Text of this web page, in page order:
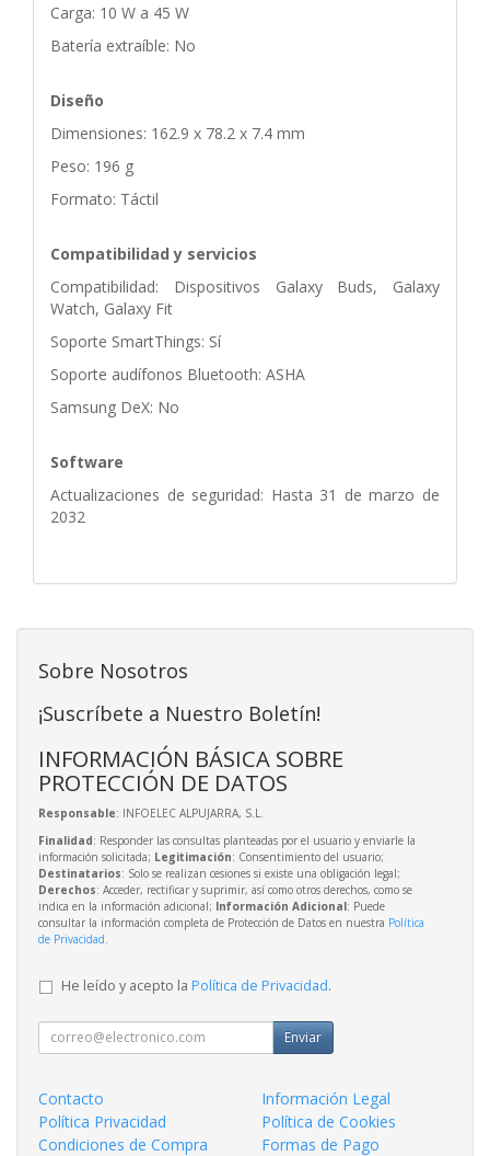
Carga: 10 W a 45 W
Batería extraíble: No
Diseño
Dimensiones: 162.9 x 78.2 x 7.4 mm
Peso: 196 g
Formato: Táctil
Compatibilidad y servicios
Compatibilidad: Dispositivos Galaxy Buds, Galaxy
Watch, Galaxy Fit
Soporte SmartThings: Sí
Soporte audífonos Bluetooth: ASHA
Samsung DeX: No
Software
Actualizaciones de seguridad: Hasta 31 de marzo de
2032
Sobre Nosotros
¡Suscríbete a Nuestro Boletín!
INFORMACIÓN BÁSICA SOBRE
PROTECCIÓN DE DATOS
Responsable: INFOELEC ALPUJARRA, S.L.
Finalidad: Responder las consultas planteadas por el usuario y enviarle la
información solicitada; Legitimación: Consentimiento del usuario;
Destinatarios: Solo se realizan cesiones si existe una obligación legal;
Derechos: Acceder, rectificar y suprimir, así como otros derechos, como se
indica en la información adicional; Información Adicional: Puede
consultar la información completa de Protección de Datos en nuestra Política
de Privacidad
He leído y acepto la Política de Privacidad.
Enviar
Contacto
Información Legal
Política Privacidad
Política de Cookies
Condiciones de Compra
Formas de Pago